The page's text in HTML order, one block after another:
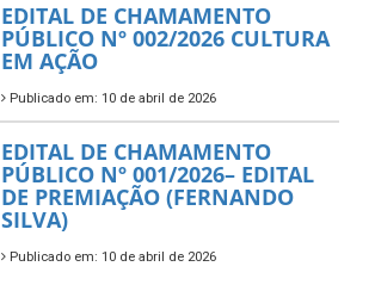
EDITAL DE CHAMAMENTO
PÚBLICO Nº 002/2026 CULTURA
EM AÇÃO
Publicado em: 10 de abril de 2026
EDITAL DE CHAMAMENTO
PÚBLICO Nº 001/2026– EDITAL
DE PREMIAÇÃO (FERNANDO
SILVA)
Publicado em: 10 de abril de 2026